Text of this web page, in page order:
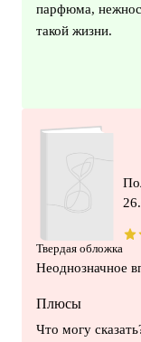
парфюма,
такой жизни.
Твердая обложка
Неоднозначное
Плюсы
Что могу